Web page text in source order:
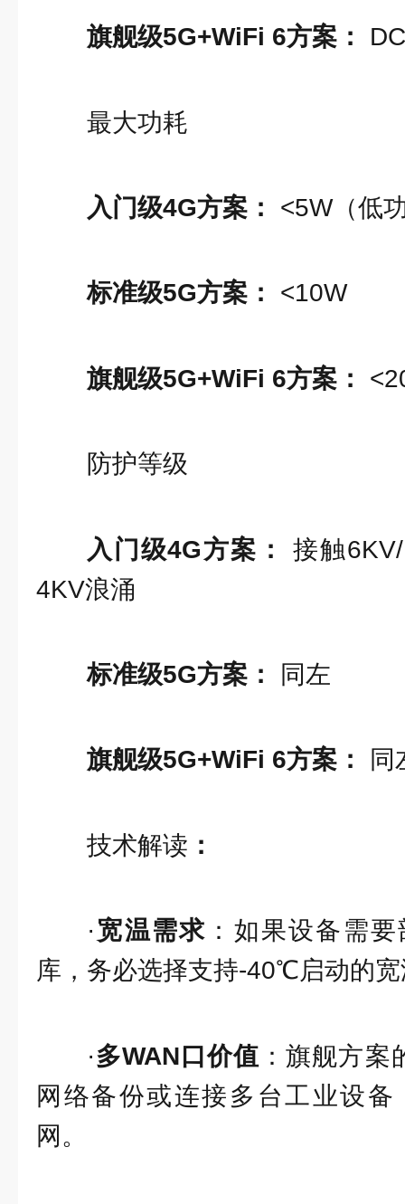
旗舰级5G+WiFi 6方案：
最大功耗
入门级4G方案： <5W（低
标准级5G方案： <10W
旗舰级5G+WiFi 6方案：
防护等级
入门级4G方案：
接触
4KV浪涌
标准级5G方案： 同左
旗舰级5G+WiFi 6方案： 同
技术解读 ：
· 宽温需求 ：如果设备需
库，务必选择支持-40℃启动的
·多WAN口价值 ：旗舰方
网络备份或连接多台工业设
网。